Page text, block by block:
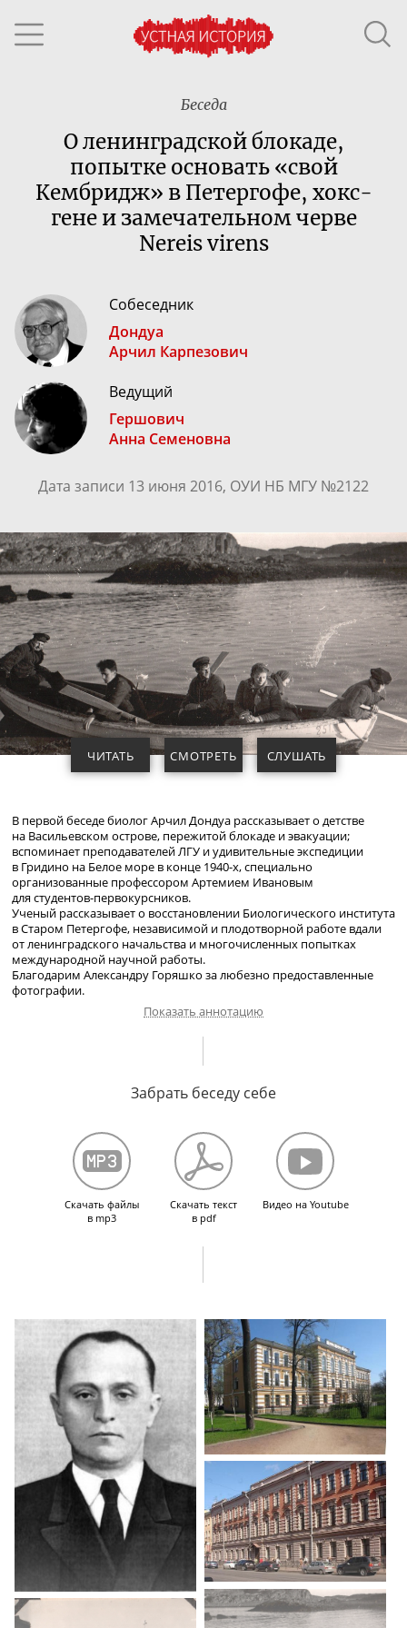
Беседа
О ленинградской блокаде,
попытке основать «свой
Кембридж» в Петергофе, хокс-
генеи замечательном черве
Nereis virens
Собеседник
Дондуа
Арчил Карпезович
Ведущий
Гершович
Анна Семеновна
Дата записи 13 июня 2016, ОУИ НБ МГУ №2122
ЧИТАТЬ СМОТРЕТЬ СЛУШАТЬ
В первой беседе биолог Арчил Дондуа рассказывает о детстве
на Васильевском острове, пережитой блокаде и эвакуации;
вспоминает преподавателей ЛГУ иудивительные экспедиции
в Гридино на Белое море в конце 1940-х, специально
организованные профессором Артемием Ивановым
длястудентов-первокурсников.
Ученый рассказывает о восстановлении Биологического института
в Старом Петергофе, независимой и плодотворной работе вдали
от ленинградского начальства и многочисленных попытках
международной научной работы.
Благодарим Александру Горяшко за любезно предоставленные
фотографии.
Петровых и о его преподавании в Императорской гимназии
в Петергофе. О детстве на Васильевском острове в
эвакуации в Ташкент. О жизни в Ташкенте в вестибюле балетной
школы. О переезде в Тбилиси через Туркменистан, Красноводск
и Баку. О жизни в Тбилиси. О возвращении в Ленинград в свою
О поступлении в ЛГУ на
биолого-почвенныйфакультет,
о педагогах: В.А. Догеле, Ю.И. Полянском и о первом своем
докладе. Об участии крупных профессоров в работе студентов
О природе страха при Сталине и в наше время. Об участии
Об ак. А.А. Заварзине и его сыне, друге Дондуа, проф. А.А.
Заварзине. О кафедре эмбриологии. О П.Г. Светлове и М.Е.
Лобашове, которые были уволены как морганисты и гонениях
на генетику. О
Л.В. Жинкине. О
Б.П. Токине.
Об организации Биологического института ЛГУ и условиях работы
в нем, о придумавшем этот проект ректоре ЛГУ А.Д. Александрове.
О попытках сотрудничества с биологами на Западе: об А. Фишере,
М. Эйкеме, Э. Вольфе, К.Нюсляйн-Фольхард.
Об исследованиихокс-генов. О Т.Ф. Андреевой, о Р.П. Костюченко.
О М.С. Горбачеве.
Показать аннотацию
Забрать беседу себе
Скачать файлы
в mp3
Скачать текст
в pdf
Видео на Youtube